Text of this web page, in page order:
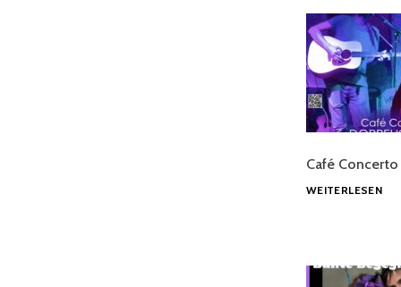
Café
WEITERLESEN